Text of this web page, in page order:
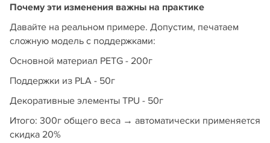
Почему эти изменения важны на практике
Давайте на реальном примере. Допустим, печатаем
сложную модель с поддержками:
Основной материал PETG - 200г
Поддержки из PLA - 50г
Декоративные элементы TPU - 50г
Итого: 300г общего веса → автоматически применяется
скидка 20%